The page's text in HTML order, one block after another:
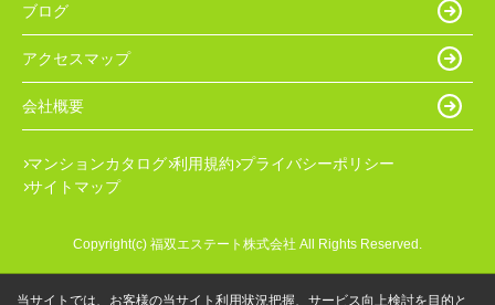
ブログ
アクセスマップ
会社概要
マンションカタログ 利用規約 プライバシーポリシー
サイトマップ
Copyright(c) 福双エステート株式会社 All Rights Reserved.
当サイトでは、お客様の当サイト利用状況把握、サービス向上検討を目的と